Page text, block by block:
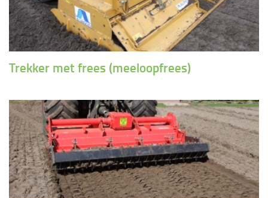
Trekker met frees (meeloopfrees)